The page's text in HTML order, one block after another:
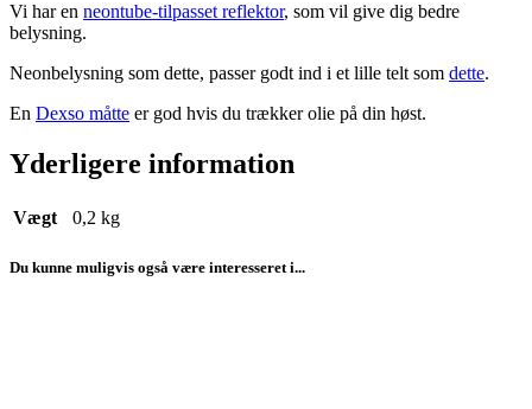
Vi har en neontube-tilpasset reflektor, som vil give dig bedre
belysning.
Neonbelysning som dette, passer godt ind i et lille telt som dette.
En Dexso måtte er god hvis du trækker olie på din høst.
Yderligere information
Vægt 0,2 kg
Du kunne muligvis også være interesseret i...